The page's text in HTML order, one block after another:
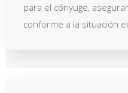
para el cónyuge,
conforme a la situación